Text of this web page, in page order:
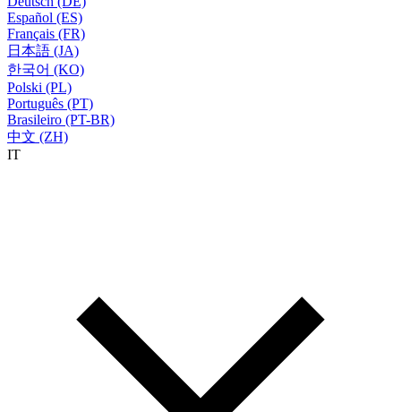
Español (ES)
Français (FR)
日本語 (JA)
한국어 (KO)
Polski (PL)
Português (PT)
Brasileiro (PT-BR)
中文 (ZH)
IT